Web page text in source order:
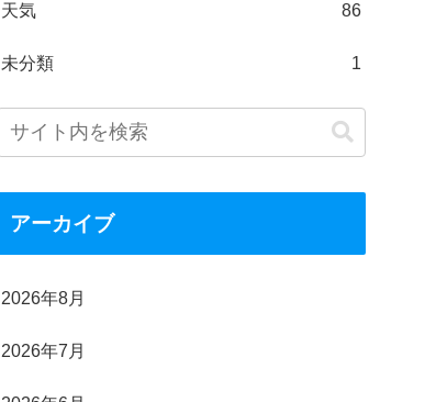
天気 86
未分類 1
アーカイブ
2026年8月
2026年7月